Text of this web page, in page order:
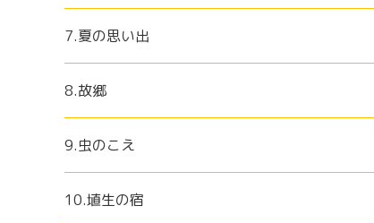
7.夏の思い出
8.故郷
9.虫のこえ
10.埴生の宿